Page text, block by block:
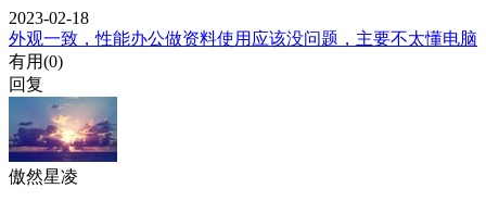
2023-02-18
外观一致，性能办公做资料使用应该没问题，主要不太懂电脑
有用(0)
回复
傲然星凌